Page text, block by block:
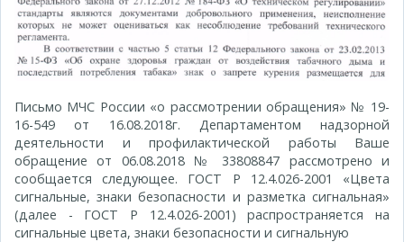
Письмо МЧС России «о рассмотрении обращения» № 19-
16-549 от 16.08.2018г. Департаментом надзорной
деятельности и профилактической работы Ваше
обращение от 06.08.2018 № 33808847 рассмотрено и
сообщается следующее. ГОСТ Р 12.4.026-2001 «Цвета
сигнальные, знаки безопасности и разметка сигнальная»
(далее - ГОСТ Р 12.4.026-2001) распространяется на
сигнальные цвета, знаки безопасности и сигнальную